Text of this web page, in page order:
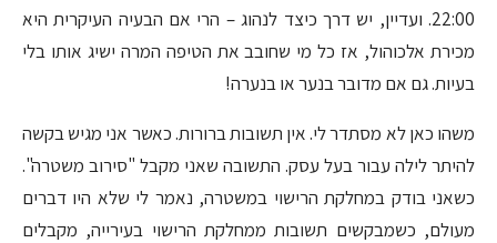
22:00. ועדיין, יש דרך כיצד לנהוג – הרי אם הבעיה העיקרית היא
מכירת אלכוהול, אז כל מי שחובב את הטיפה המרה ישיג אותו בלי
בעיות. גם אם מדובר בנער או בנערה!
משהו כאן לא מסתדר לי. אין תשובות ברורות. כאשר אני מגיש בקשה
להיתר לילה עבור בעל עסק. התשובה שאני מקבל "סירוב משטרה".
כשאני בודק במחלקת הרישוי במשטרה, נאמר לי שלא היו דברים
מעולם, כשמבקשים תשובות ממחלקת הרישוי בעירייה, מקבלים